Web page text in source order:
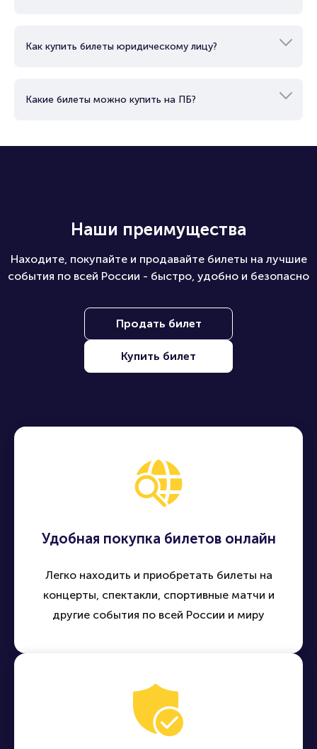
Как купить билеты юридическому лицу?
Какие билеты можно купить на ПБ?
Наши преимущества
Находите, покупайте и продавайте билеты на лучшие
события по всей России - быстро, удобно и безопасно
Продать билет
Купить билет
Удобная покупка билетов онлайн
Легко находить и приобретать билеты на
концерты, спектакли, спортивные матчи и
другие события по всей России и миру